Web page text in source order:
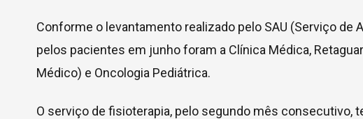
Conforme o levantamento realizado pelo SAU (Serviço de
pelos pacientes em junho foram a Clínica Médica,
Médico) e Oncologia Pediátrica.
O serviço de fisioterapia, pelo segundo mês consecutivo,